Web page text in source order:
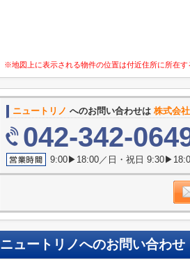
※地図上に表示される物件の位置は付近住所に所在
ニュートリノ へのお問い合わせは 株式会
042-342-
9:00▶18:00／日・祝日
ニュートリノへのお問い合わせ